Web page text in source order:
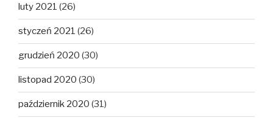
luty 2021 (26)
styczeń 2021 (26)
grudzień 2020 (30)
listopad 2020 (30)
październik 2020 (31)